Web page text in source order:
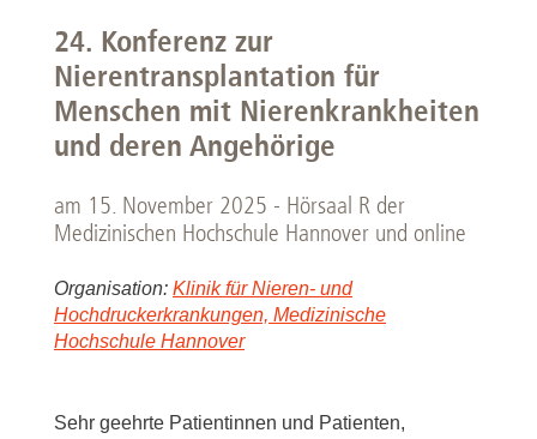
24. Konferenz zur
Nierentransplantation für
Menschen mit Nierenkrankheiten
und deren Angehörige
am 15. November 2025 - Hörsaal R der
Medizinischen Hochschule Hannover und online
Organisation: Klinik für Nieren- und
Hochdruckerkrankungen, Medizinische
Hochschule Hannover
Sehr geehrte Patientinnen und Patienten,